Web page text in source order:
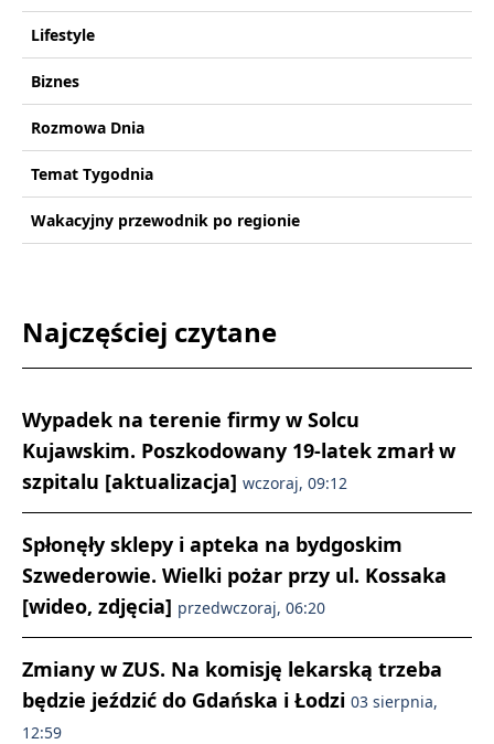
Lifestyle
Biznes
Rozmowa Dnia
Temat Tygodnia
Wakacyjny przewodnik po regionie
Najczęściej czytane
Wypadek na terenie firmy w Solcu
Kujawskim. Poszkodowany 19-latek zmarł w
szpitalu [aktualizacja] wczoraj, 09:12
Spłonęły sklepy i apteka na bydgoskim
Szwederowie. Wielki pożar przy ul. Kossaka
[wideo, zdjęcia] przedwczoraj, 06:20
Zmiany w ZUS. Na komisję lekarską trzeba
będzie jeździć do Gdańska i Łodzi 03 sierpnia,
12:59